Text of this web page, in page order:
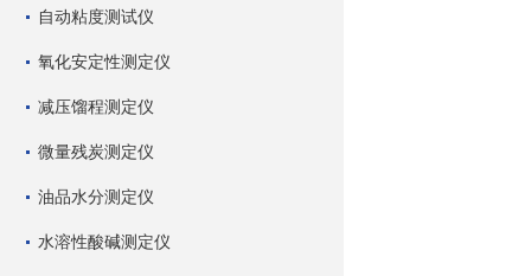
自动粘度测试仪
氧化安定性测定仪
减压馏程测定仪
微量残炭测定仪
油品水分测定仪
水溶性酸碱测定仪